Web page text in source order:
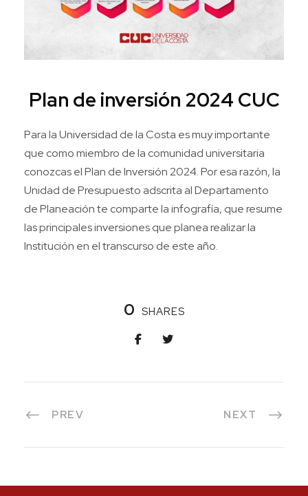
Plan de inversión 2024 CUC
Para la Universidad de la Costa es muy importante
que como miembro de la comunidad universitaria
conozcas el Plan de Inversión 2024. Por esa razón, la
Unidad de Presupuesto adscrita al Departamento
de Planeación te comparte la infografía, que resume
las principales inversiones que planea realizar la
Institución en el transcurso de este año.
0 SHARES
PREV NEXT